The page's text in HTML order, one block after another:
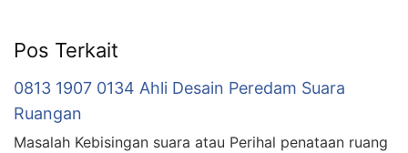
Pos Terkait
0813 1907 0134 Ahli Desain Peredam Suara
Ruangan
Masalah Kebisingan suara atau Perihal penataan ruang